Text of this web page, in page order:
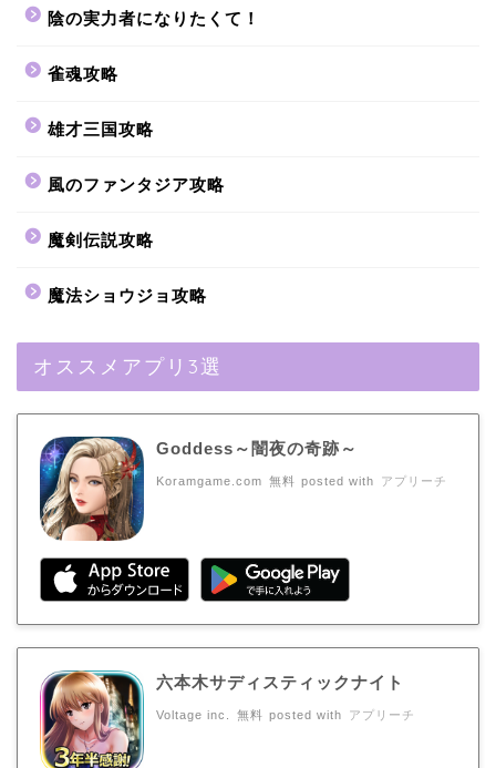
陰の実力者になりたくて！
雀魂攻略
雄才三国攻略
風のファンタジア攻略
魔剣伝説攻略
魔法ショウジョ攻略
オススメアプリ3選
Goddess～闇夜の奇跡～
Koramgame.com 無料 posted with アプリーチ
六本木サディスティックナイト
Voltage inc. 無料 posted with アプリーチ